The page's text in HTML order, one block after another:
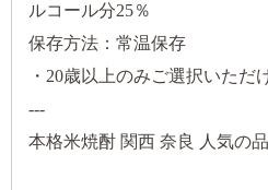
ルコール分25％
保存方法：常温保存
・20歳以上のみご選択いただ
---
本格米焼酎 関西 奈良 人気の